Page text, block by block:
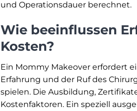
und Operationsdauer berechnet.
Wie beeinflussen
Kosten?
Ein Mommy Makeover erfordert
Erfahrung und der Ruf des
spielen. Die Ausbildung,
Kostenfaktoren. Ein speziell